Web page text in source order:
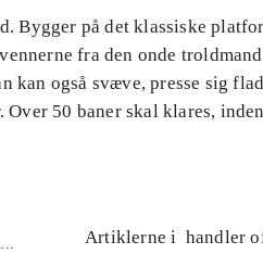
Bygger på det klassiske
fra den onde
kan også svæve, presse sig
Over 50 baner skal klares,
Artiklerne i handler